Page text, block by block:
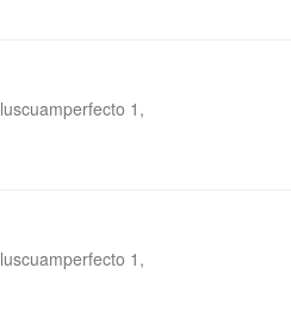
1,
1,